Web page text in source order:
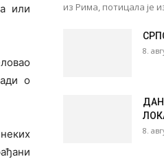
или
о
из Рима, потицала је
8.
8.